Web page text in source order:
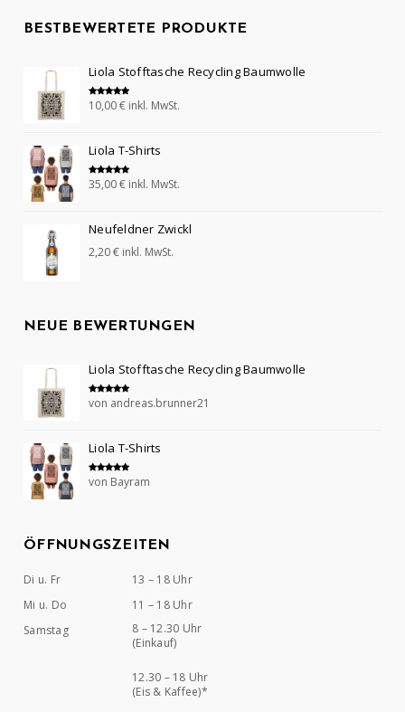
BESTBEWERTETE PRODUKTE
Liola Stofftasche Recycling Baumwolle
Bewertet mit
5.00
10,00€ inkl. MwSt.
Liola T-Shirts
Bewertet mit
5.00
35,00€ inkl. MwSt.
Neufeldner Zwickl
2,20€ inkl. MwSt.
NEUE BEWERTUNGEN
Liola Stofftasche Recycling Baumwolle
Bewertet mit
von andreas.brunner21
Liola T-Shirts
Bewertet mit
von Bayram
ÖFFNUNGSZEITEN
Di u. Fr
13 – 18 Uhr
Mi u. Do
11 – 18 Uhr
Samstag
8 – 12.30 Uhr
(Einkauf)
12.30 – 18 Uhr
(Eis & Kaffee)*